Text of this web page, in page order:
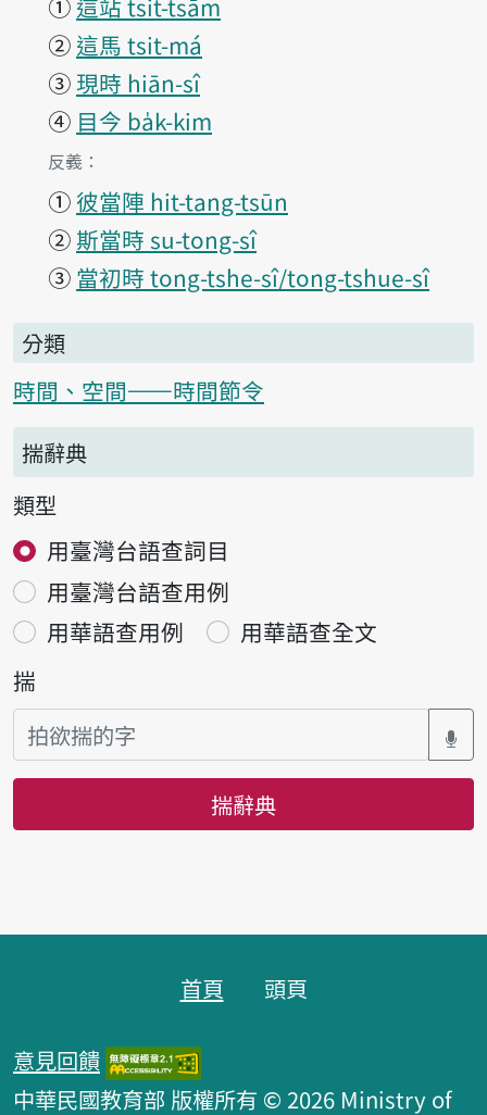
① 這站 tsit-tsām
② 這馬 tsit-má
③現時 hiān-sî
④ 目今 ba̍k-kim
第1項釋義的
反義：
① 彼當陣 hit-tang-tsūn
②斯當時 su-tong-sî
③ 當初時 tong-tshe-sî/tong-tshue-sî
分類
時間、空間——時間節令
揣辭典
類型
用臺灣台語查詞目
用臺灣台語查用例
用華語查用例
用華語查全文
揣
揣辭典
首頁 頭頁
意見回饋
中華民國教育部 版權所有 © 2026 Ministry of